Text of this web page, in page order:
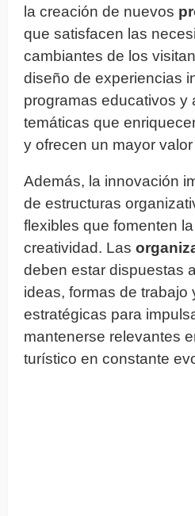
la creación de nuevos
que satisfacen las
cambiantes de los
diseño de experiencias
programas educativos y
temáticas que
y ofrecen un mayor
Además, la innovación
de estructuras
flexibles que fomenten
creatividad. Las
deben estar dispuestas
ideas, formas de trabajo
estratégicas para
mantenerse relevantes
turístico en constante